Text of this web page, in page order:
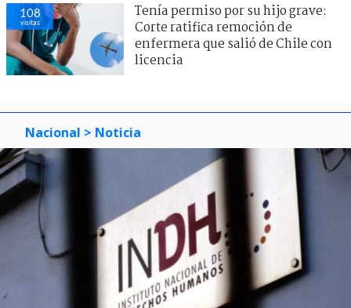
108
visitas
Tenía permiso por su hijo grave:
Corte ratifica remoción de
enfermera que salió de Chile con
licencia
Nacional > Noticia